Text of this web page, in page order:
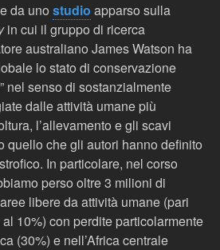
da uno studio apparso sulla
in cui il gruppo di ricerca
australiano James Watson ha
lo stato di conservazione
nel senso di sostanzialmente
dalle attività umane più
l’allevamento e gli scavi
quello che gli autori hanno definito
In particolare, nel corso
perso oltre 3 milioni di
libere da attività umane (pari
10%) con perdite particolarmente
(30%) e nell’Africa centrale